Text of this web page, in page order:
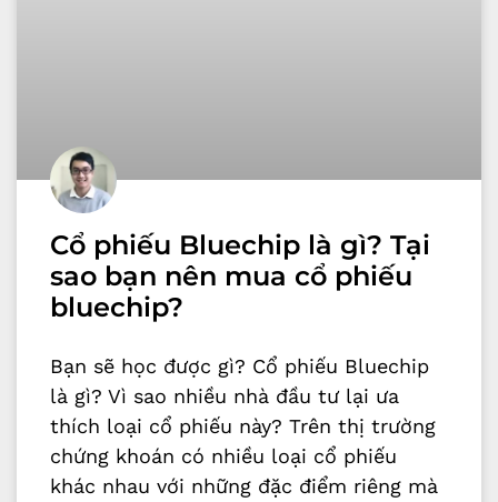
Cổ phiếu Bluechip là gì? Tại
sao bạn nên mua cổ phiếu
bluechip?
Bạn sẽ học được gì? Cổ phiếu Bluechip
là gì? Vì sao nhiều nhà đầu tư lại ưa
thích loại cổ phiếu này? Trên thị trường
chứng khoán có nhiều loại cổ phiếu
khác nhau với những đặc điểm riêng mà